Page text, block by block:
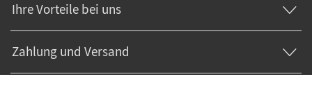
Ihre Vorteile bei uns
Zahlung und Versand